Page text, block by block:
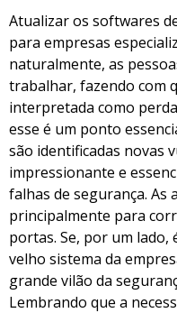
Atualizar os softwares
para empresas
naturalmente, as
trabalhar, fazendo com
interpretada como
esse é um ponto
são identificadas novas
impressionante e
falhas de segurança. As
principalmente para
portas. Se, por um
velho sistema da
grande vilão da
Lembrando que a